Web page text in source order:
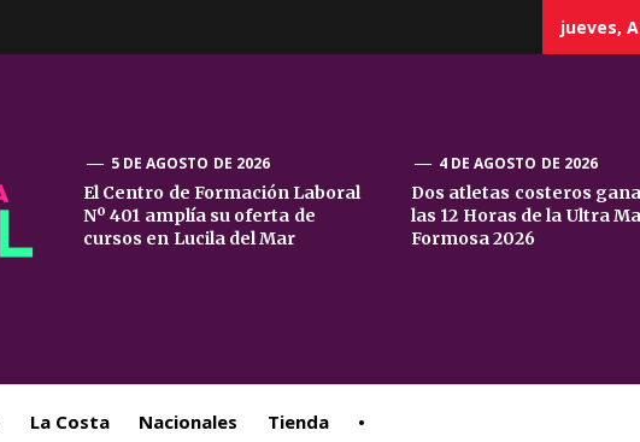
jueves,
La
Costa
5 DE AGOSTO DE 2026
El Centro de Formación Laboral
Nº 401 amplía su oferta de
cursos en Lucila del Mar
4 DE AGOSTO DE 2026
Dos atletas costeros
las 12 Horas de la Ultra
Formosa 2026
La Costa Nacionales Tienda •